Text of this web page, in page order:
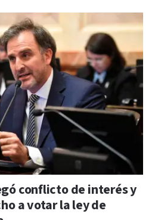
conflicto de interés y
a votar la ley de